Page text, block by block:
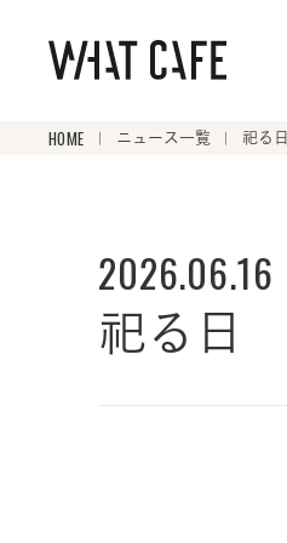
HOME ニュース一覧 祀る日
2026.06.16
祀る日